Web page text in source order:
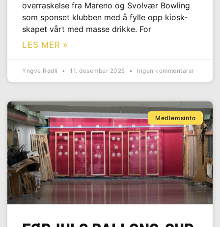
overraskelse fra Mareno og Svolvær Bowling
som sponset klubben med å fylle opp kiosk-
skapet vårt med masse drikke. For
LES MER »
Yngve Rødli 11. desember 2025 Ingen kommentarer
Medlemsinfo